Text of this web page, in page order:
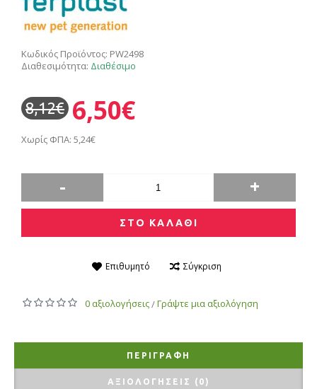
Κωδικός Προϊόντος: PW2498
Διαθεσιμότητα: Διαθέσιμο
8,12€ 6,50€
Χωρίς ΦΠΑ: 5,24€
- +
ΣΤΟ ΚΑΛΑΘΙ
Επιθυμητό Σύγκριση
0 αξιολογήσεις/Γράψτε μια αξιολόγηση
ΠΕΡΙΓΡΑΦΉ
ΑΞΙΟΛΟΓΉΣΕΙΣ (0)